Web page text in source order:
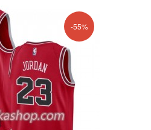
-55%